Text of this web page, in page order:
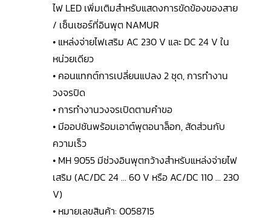
ไฟ LED เพิ่มเติมสำหรับแสดงการขัดข้องของสาย
/ เซ็นเซอร์ที่อินพุต NAMUR
• แหล่งจ่ายไฟเสริม AC 230 V และ DC 24 V ใน
หน่วยเดียว
• คอนแทกต์การเปลี่ยนแปลง 2 ชุด, การทำงาน
วงจรปิด
• การทำงานวงจรเปิดตามคำขอ
• มีออปชันพร้อมเอาต์พุตอนาล็อก, สัดส่วนกับ
ความเร็ว
• MH 9055 มีช่วงอินพุตกว้างสำหรับแหล่งจ่ายไฟ
เสริม (AC/DC 24 … 60 V หรือ AC/DC 110 … 230
V)
• หมายเลขสินค้า: 0058715